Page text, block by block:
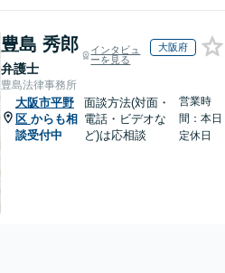
豊島 秀郎
弁護士
インタビュ
ーを見る
大阪府
豊島法律事務所
大阪市平野
区 からも相
談受付中
面談方法(対面・
電話・ビデオな
ど)は応相談
営業時
間：本日
定休日